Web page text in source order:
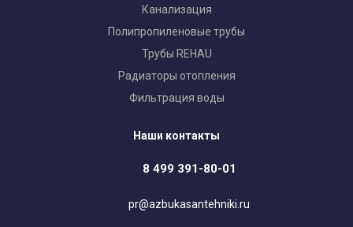
Канализация
Полипропиленовые трубы
Трубы REHAU
Радиаторы отопления
Фильтрация воды
Наши контакты
8 499 391-80-01
pr@azbukasantehniki.ru